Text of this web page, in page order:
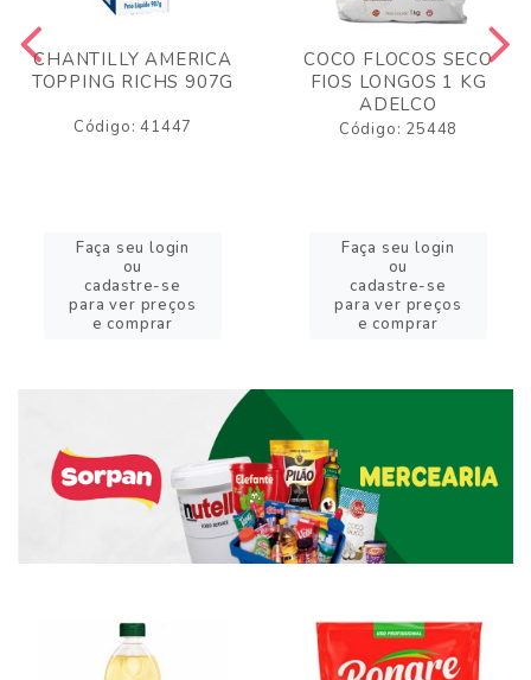
CHANTILLY AMERICA
TOPPING RICHS 907G
Código: 41447
Faça seu login
ou
cadastre-se
para ver preços
e comprar
COCO FLOCOS SECO
FIOS LONGOS 1 KG
ADELCO
Código: 25448
Faça seu login
ou
cadastre-se
para ver preços
e comprar